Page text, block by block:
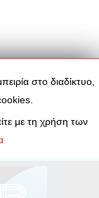
στο διαδίκτυο,
με τη χρήση των